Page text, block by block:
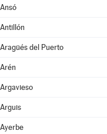
Ansó
Antillón
Aragüés del Puerto
Arén
Argavieso
Arguis
Ayerbe